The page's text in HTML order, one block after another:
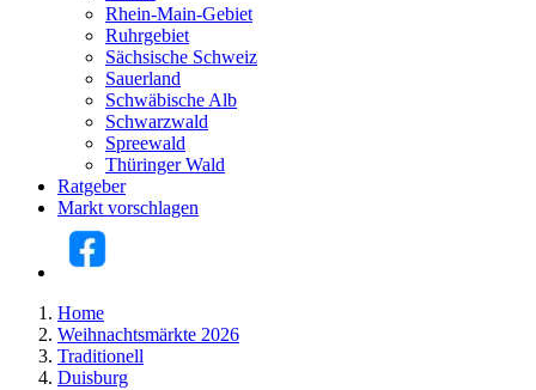
Rhein-Main-Gebiet
Ruhrgebiet
Sächsische Schweiz
Sauerland
Schwäbische Alb
Schwarzwald
Spreewald
Thüringer Wald
Ratgeber
Markt vorschlagen
Home
Weihnachtsmärkte 2026
Traditionell
Duisburg